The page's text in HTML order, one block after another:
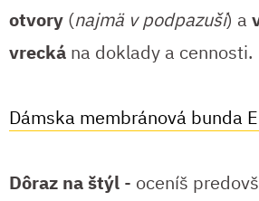
otvory (najmä v podpazuší) a
vrecká na doklady a cennosti.
Dámska membránová bunda
Dôraz na štýl - oceníš